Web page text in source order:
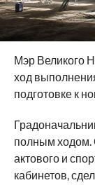
Мэр Великого
ход
подготовке к
полным ходом.
актового и
кабинетов,